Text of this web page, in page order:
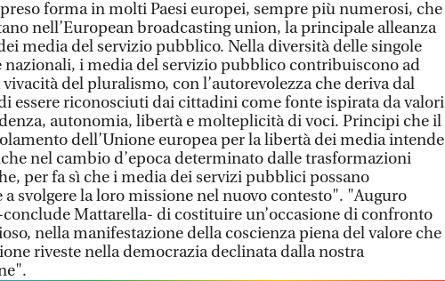
forma in molti Paesi europei, sempre più numerosi, che
nell’European broadcasting union, la principale alleanza
media del servizio pubblico. Nella diversità delle singole
nazionali, i media del servizio pubblico contribuiscono ad
del pluralismo, con l’autorevolezza che deriva dal
essere riconosciuti dai cittadini come fonte ispirata da valori
autonomia, libertà e molteplicità di voci. Principi che il
dell’Unione europea per la libertà dei media intende
nel cambio d’epoca determinato dalle trasformazioni
per fa sì che i media dei servizi pubblici possano
svolgere la loro missione nel nuovo contesto". "Auguro
conclude Mattarella- di costituire un’occasione di confronto
nella manifestazione della coscienza piena del valore che
riveste nella democrazia declinata dalla nostra